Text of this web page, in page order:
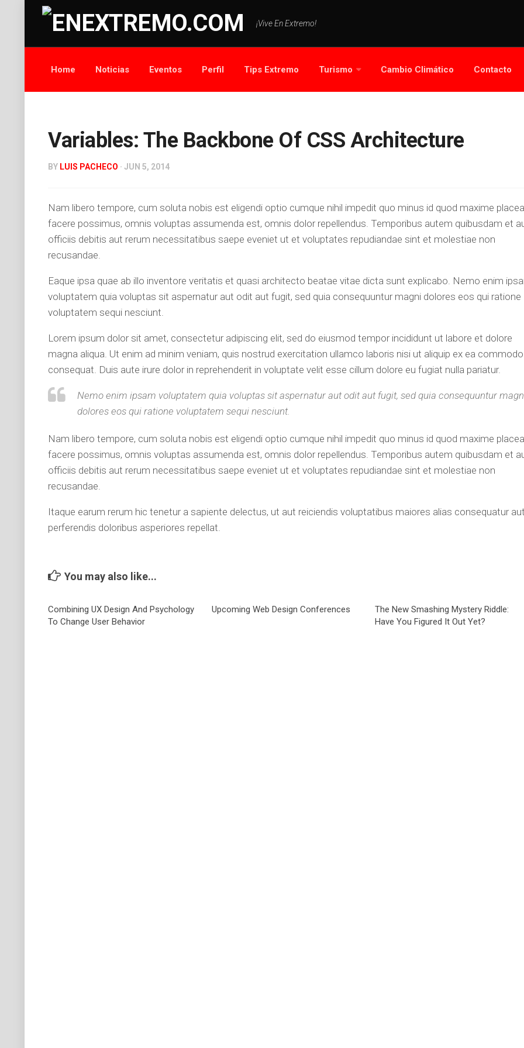
¡Vive En Extremo!
Home Noticias Eventos Perfil Tips Extremo Turismo Cambio Climático Contacto
Variables: The Backbone Of CSS Architecture
BY LUIS PACHECO · JUN 5, 2014
Nam libero tempore, cum soluta nobis est eligendi optio cumque nihil impedit quo minus id quod maxime
facere possimus, omnis voluptas assumenda est, omnis dolor repellendus. Temporibus autem quibusdam et
officiis debitis aut rerum necessitatibus saepe eveniet ut et voluptates repudiandae sint et molestiae non
recusandae.
Eaque ipsa quae ab illo inventore veritatis et quasi architecto beatae vitae dicta sunt explicabo. Nemo enim
voluptatem quia voluptas sit aspernatur aut odit aut fugit, sed quia consequuntur magni dolores eos qui ratione
voluptatem sequi nesciunt.
Lorem ipsum dolor sit amet, consectetur adipiscing elit, sed do eiusmod tempor incididunt ut labore et dolore
magna aliqua. Ut enim ad minim veniam, quis nostrud exercitation ullamco laboris nisi ut aliquip ex ea commodo
consequat. Duis aute irure dolor in reprehenderit in voluptate velit esse cillum dolore eu fugiat nulla pariatur.
Nemo enim ipsam voluptatem quia voluptas sit aspernatur aut odit aut fugit, sed quia consequuntur
dolores eos qui ratione voluptatem sequi nesciunt.
Nam libero tempore, cum soluta nobis est eligendi optio cumque nihil impedit quo minus id quod maxime
facere possimus, omnis voluptas assumenda est, omnis dolor repellendus. Temporibus autem quibusdam et
officiis debitis aut rerum necessitatibus saepe eveniet ut et voluptates repudiandae sint et molestiae non
recusandae.
Itaque earum rerum hic tenetur a sapiente delectus, ut aut reiciendis voluptatibus maiores alias consequatur aut
perferendis doloribus asperiores repellat.
You may also like...
Combining UX Design And Psychology
To Change User Behavior
Upcoming Web Design Conferences
The New Smashing Mystery Riddle:
Have You Figured It Out Yet?